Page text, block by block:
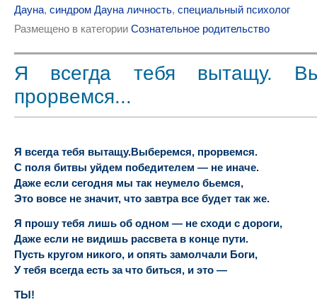
Дауна, синдром Дауна личность, специальный психолог
Размещено в категории Сознательное родительство
Я всегда тебя вытащу.
прорвемся...
Я всегда тебя вытащу.Выберемся, прорвемся.
С поля битвы уйдем победителем — не иначе.
Даже если сегодня мы так неумело бьемся,
Это вовсе не значит, что завтра все будет так же.
Я прошу тебя лишь об одном — не сходи с дороги,
Даже если не видишь рассвета в конце пути.
Пусть кругом никого, и опять замолчали Боги,
У тебя всегда есть за что биться, и это —
ТЫ!